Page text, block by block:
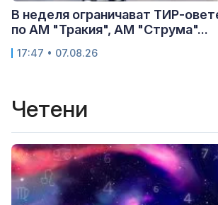
В неделя ограничават ТИР-
по АМ "Тракия", АМ "Струма"...
17:47 • 07.08.26
Четени